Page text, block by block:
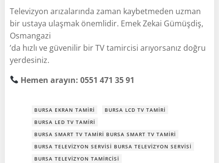
Televizyon arızalarında zaman kaybetmeden uzman
bir ustaya ulaşmak önemlidir. Emek Zekai Gümüşdiş,
Osmangazi
’da hızlı ve güvenilir bir TV tamircisi arıyorsanız doğru
yerdesiniz.
Hemen arayın: 0551 471 35 91
BURSA EKRAN TAMIRI
BURSA LCD TV TAMIRI
BURSA LED TV TAMIRI
BURSA SMART TV TAMIRI BURSA SMART TV TAMIRI
BURSA TELEVIZYON SERVISI BURSA TELEVIZYON SERVISI
BURSA TELEVIZYON TAMIRCISI